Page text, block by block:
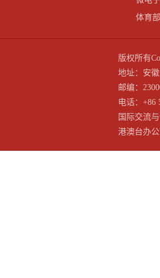
体育部
版权所有
地址：安
邮编：
电话：+86
国际交流
港澳台办公